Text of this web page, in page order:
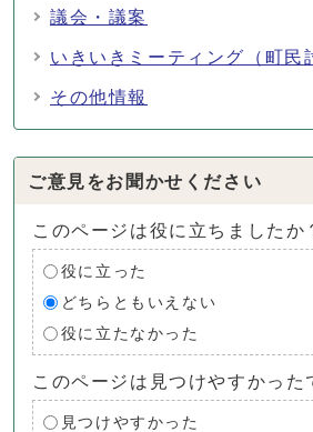
議会・議案
いきいきミーティング（町民
その他情報
ご意見をお聞かせください
このページは役に立ちましたか
役に立った
どちらともいえない
役に立たなかった
このページは見つけやすかった
見つけやすかった